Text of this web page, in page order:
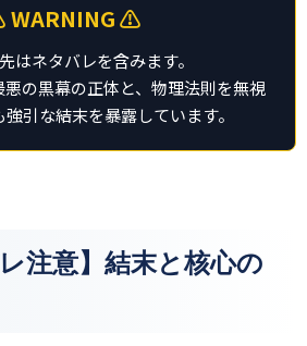
⚠️
はネタバレを含みます。
悪の黒幕の正体と、物理法則を無視
引な結末を暴露しています。
注意】結末と核心の